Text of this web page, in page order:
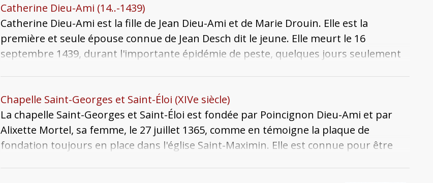
Catherine Dieu-Ami (14..-1439)
Catherine Dieu-Ami est la fille de Jean Dieu-Ami et de Marie Drouin. Elle est la
première et seule épouse connue de Jean Desch dit le jeune. Elle meurt le 16
septembre 1439, durant l'importante épidémie de peste, quelques jours seulement
Chapelle Saint-Georges et Saint-Éloi (XIVe siècle)
La chapelle Saint-Georges et Saint-Éloi est fondée par Poincignon Dieu-Ami et par
Alixette Mortel, sa femme, le 27 juillet 1365, comme en témoigne la plaque de
fondation toujours en place dans l'église Saint-Maximin. Elle est connue pour être